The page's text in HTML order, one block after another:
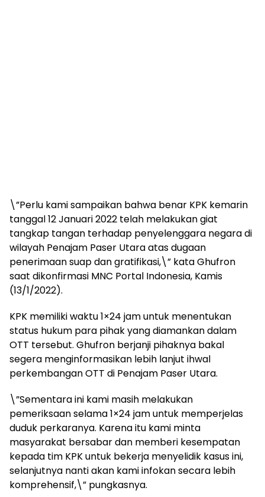
\”Perlu kami sampaikan bahwa benar KPK kemarin
tanggal 12 Januari 2022 telah melakukan giat
tangkap tangan terhadap penyelenggara negara di
wilayah Penajam Paser Utara atas dugaan
penerimaan suap dan gratifikasi,\” kata Ghufron
saat dikonfirmasi MNC Portal Indonesia, Kamis
(13/1/2022).
KPK memiliki waktu 1×24 jam untuk menentukan
status hukum para pihak yang diamankan dalam
OTT tersebut. Ghufron berjanji pihaknya bakal
segera menginformasikan lebih lanjut ihwal
perkembangan OTT di Penajam Paser Utara.
\”Sementara ini kami masih melakukan
pemeriksaan selama 1×24 jam untuk memperjelas
duduk perkaranya. Karena itu kami minta
masyarakat bersabar dan memberi kesempatan
kepada tim KPK untuk bekerja menyelidik kasus ini,
selanjutnya nanti akan kami infokan secara lebih
komprehensif,\” pungkasnya.